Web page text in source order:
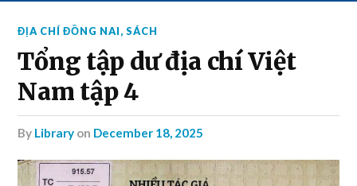
ĐỊA CHÍ ĐỒNG NAI,SÁCH
Tổng tập dư địa chí Việt
Nam tập 4
by Library on December 18, 2025